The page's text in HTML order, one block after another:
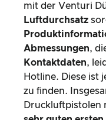
mit der Venturi
Luftdurchsatz
Abmessungen,
Kontaktdaten,
Hotline. Diese ist
zu finden.
Druckluftpistolen